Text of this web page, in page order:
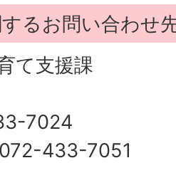
るお問い合わせ
て支援課
7024
433-7051